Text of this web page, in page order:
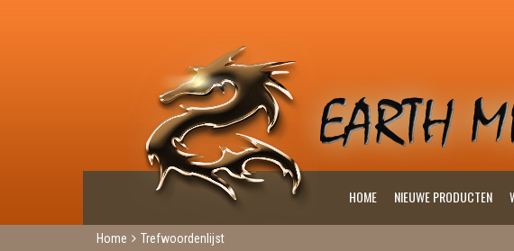
HOME NIEUWE PRODUCTEN
Home Trefwoordenlijst